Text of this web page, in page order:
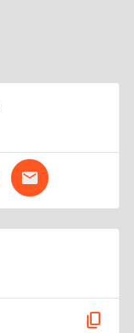
content_copy